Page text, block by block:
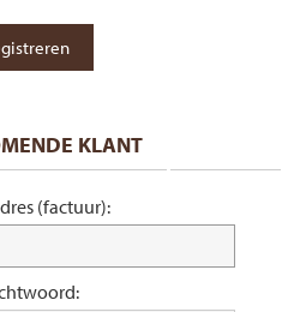
KLANT
(factuur):